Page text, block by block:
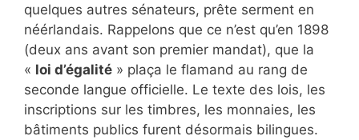
quelques autres sénateurs, prête serment en
néérlandais. Rappelons que ce n’est qu’en 1898
(deux ans avant son premier mandat), que la
« loi d’égalité » plaça le flamand au rang de
seconde langue officielle. Le texte des lois, les
inscriptions sur les timbres, les monnaies, les
bâtiments publics furent désormais bilingues.